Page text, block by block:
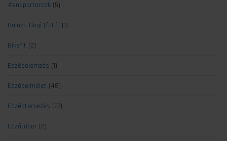
#ensportarcok (5)
Balázs Bogi (futó) (1)
Bikefit (2)
Edzéselemzés (1)
Edzéselmélet (48)
Edzéstervezés (27)
Edzőtábor (2)